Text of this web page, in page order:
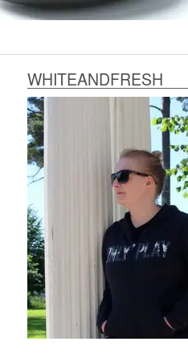
WHITEANDFRESH